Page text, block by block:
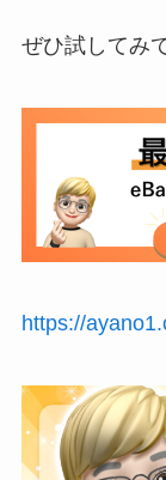
ぜひ試してみ
https://